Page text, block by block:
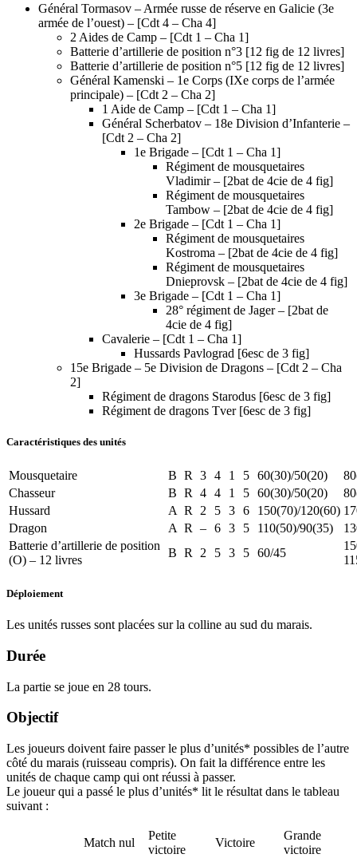
Général Tormasov – Armée russe de réserve en Galicie (3e
armée de l’ouest) – [Cdt 4 – Cha 4]
2 Aides de Camp – [Cdt 1 – Cha 1]
Batterie d’artillerie de position n°3 [12 fig de 12 livres]
Batterie d’artillerie de position n°5 [12 fig de 12 livres]
Général Kamenski – 1e Corps (IXe corps de l’armée
principale) – [Cdt 2 – Cha 2]
1 Aide de Camp – [Cdt 1 – Cha 1]
Général Scherbatov – 18e Division d’Infanterie –
[Cdt 2 – Cha 2]
1e Brigade – [Cdt 1 – Cha 1]
Régiment de mousquetaires
Vladimir – [2bat de 4cie de 4 fig]
Régiment de mousquetaires
Tambow – [2bat de 4cie de 4 fig]
2e Brigade – [Cdt 1 – Cha 1]
Régiment de mousquetaires
Kostroma – [2bat de 4cie de 4 fig]
Régiment de mousquetaires
Dnieprovsk – [2bat de 4cie de 4 fig]
3e Brigade – [Cdt 1 – Cha 1]
28° régiment de Jager – [2bat de
4cie de 4 fig]
Cavalerie – [Cdt 1 – Cha 1]
Hussards Pavlograd [6esc de 3 fig]
15e Brigade – 5e Division de Dragons – [Cdt 2 – Cha
2]
Régiment de dragons Starodus [6esc de 3 fig]
Régiment de dragons Tver [6esc de 3 fig]
Caractéristiques des unités
Mousquetaire B R 3 4 1 5 60(30)/50(20)
Chasseur
B R 4 4 1 5 60(30)/50(20)
Hussard
A R 2 5 3 6 150(70)/120(60)
Dragon
A R – 6 3 5 110(50)/90(35)
Batterie d’artillerie de position
(O) – 12 livres
B R 2 5 3 5 60/45
Déploiement
Les unités russes sont placées sur la colline au sud du marais.
Durée
La partie se joue en 28 tours.
Objectif
Les joueurs doivent faire passer le plus d’unités* possibles de l’autre
côté du marais (ruisseau compris). On fait la différence entre les
unités de chaque camp qui ont réussi à passer.
Le joueur qui a passé le plus d’unités* lit le résultat dans le tableau
suivant :
Match nul
Petite
victoire
Victoire
Grande
victoire